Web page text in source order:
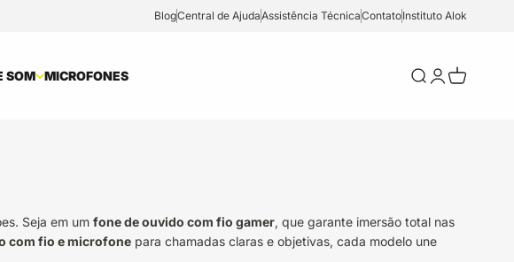
BlogCentral de AjudaAssistência TécnicaContatoInstituto Alok
SOM MICROFONES Abrir pesquisa
AbrirAbrir
Seja em um fone de ouvido com fio gamer, que garante imersão total nas
com fio e microfonepara chamadas claras e objetivas, cada modelo une